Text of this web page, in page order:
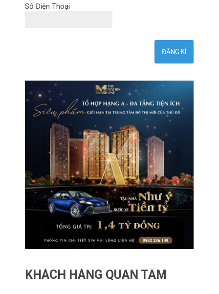
Số Điện Thoại
KHÁCH HÀNG QUAN TÂM